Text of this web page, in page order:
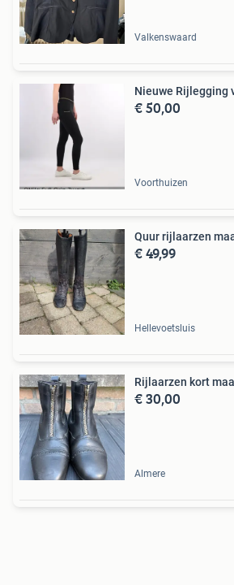
Valkenswaard
Nieuwe Rijlegging
€ 50,00
Voorthuizen
Quur rijlaarzen
€ 49,99
Hellevoetsluis
Rijlaarzen kort
€ 30,00
Almere